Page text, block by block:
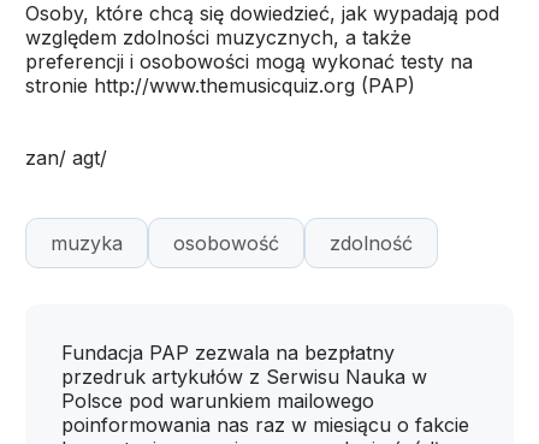
Osoby, które chcą się dowiedzieć, jak wypadają pod
względem zdolności muzycznych, a także
preferencji i osobowości mogą wykonać testy na
stronie http://www.themusicquiz.org (PAP)
zan/ agt/
muzyka osobowość zdolność
Fundacja PAP zezwala na bezpłatny
przedruk artykułów z Serwisu Nauka w
Polsce pod warunkiem mailowego
poinformowania nas raz w miesiącu o fakcie